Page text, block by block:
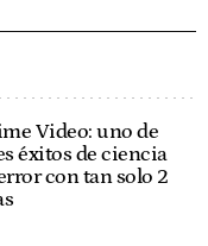
Video: uno de
éxitos de ciencia
con tan solo 2